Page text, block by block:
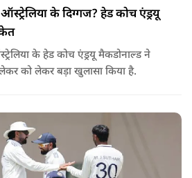
के दिग्गज? हेड कोच एंड्रयू
के हेड कोच एंड्रयू मैकडोनाल्ड ने
लेकर को लेकर बड़ा खुलासा किया है.